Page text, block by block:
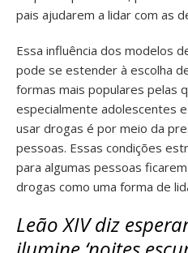
pais ajudarem a lidar com as
Essa influência dos modelos
pode se estender à escolha
formas mais populares pelas
especialmente adolescentes
usar drogas é por meio da
pessoas. Essas condições
para algumas pessoas
drogas como uma forma de
Leão XIV diz